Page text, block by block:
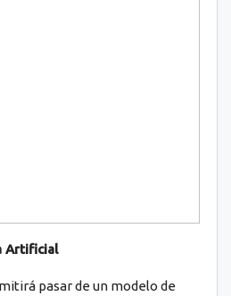
Artificial
pasar de un modelo de